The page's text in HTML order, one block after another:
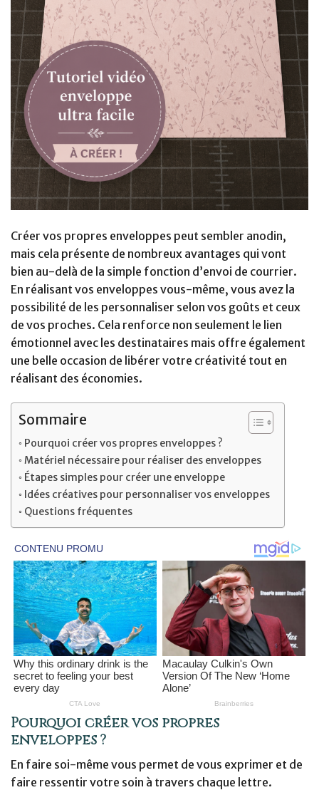
Créer vos propres enveloppes peut sembler anodin,
mais cela présente de nombreux avantages qui vont
bien au-delà de la simple fonction d’envoi de courrier.
En réalisant vos enveloppes vous-même, vous avez la
possibilité de les personnaliser selon vos goûts et ceux
de vos proches. Cela renforce non seulement le lien
émotionnel avec les destinataires mais offre également
une belle occasion de libérer votre créativité tout en
réalisant des économies.
Sommaire
Pourquoi créer vos propres enveloppes ?
Matériel nécessaire pour réaliser des enveloppes
Étapes simples pour créer une enveloppe
Idées créatives pour personnaliser vos enveloppes
Questions fréquentes
Pourquoi créer vos propres
enveloppes ?
En faire soi-même vous permet de vous exprimer et de
faire ressentir votre soin à travers chaque lettre.